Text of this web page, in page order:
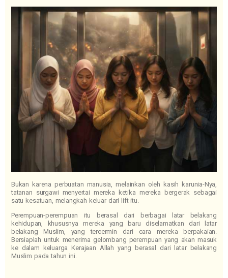
Bukan karena perbuatan manusia, melainkan oleh kasih karunia-Nya,
tatanan surgawi menyertai mereka ketika mereka bergerak sebagai
satu kesatuan, melangkah keluar dari lift itu.
Perempuan-perempuan itu berasal dari berbagai latar belakang
kehidupan, khususnya mereka yang baru diselamatkan dari latar
belakang Muslim, yang tercermin dari cara mereka berpakaian.
Bersiaplah untuk menerima gelombang perempuan yang akan masuk
ke dalam keluarga Kerajaan Allah yang berasal dari latar belakang
Muslim pada tahun ini.